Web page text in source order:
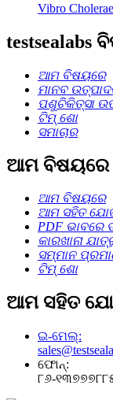
Vibro
testsealabs
ଆମ ବିଷୟରେ
ମାନବ
ପଶୁଚିକିତ୍ସା
ଟିମ୍ ଶୋ
ସମାଚାର
ଆମ ବିଷୟରେ
ଆମ ବିଷୟରେ
ଆମ ସହିତ
PDF ଭାବରେ
କାରଖାନା
ସମ୍ମାନ
ଟିମ୍ ଶୋ
ଆମ ସହିତ
ଇ-ମେଲ୍:
ଫୋନ୍:
୮୬-